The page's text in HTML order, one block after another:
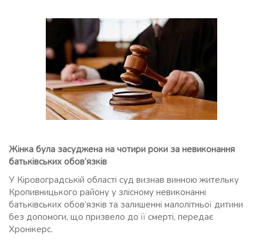
Жінка була засуджена на чотири роки за невиконання
батьківських обов’язків
У Кіровоградській області суд визнав винною жительку
Кропивницького району у злісному невиконанні
батьківських обов’язків та залишенні малолітньої дитини
без допомоги, що призвело до її смерті, передає
Хронікерс.